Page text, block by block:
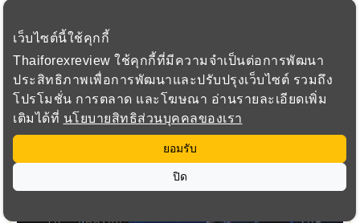
เว็บไซต์นี้ใช้คุกกี้
Thaiforexreview ใช้คุกกี้ที่มีความจำเป็นต่อการพัฒนา
ประสิทธิภาพเพื่อการพัฒนาและปรับปรุงเว็บไซต์ รวมถึง
โปรโมชั่น การตลาด และโฆษณา อ่านรายละเอียดเพิ่ม
เติมได้ที่ นโยบายสิทธิส่วนบุคคลของเรา
ยอมรับ
ปิด
SMC Forex คืออะไร? เจาะลึกกลยุทธ์เทรดตามรอย "รายใหญ่"
ในตลาด Forex
6 months ago (Jan 19, 2026 15:26)